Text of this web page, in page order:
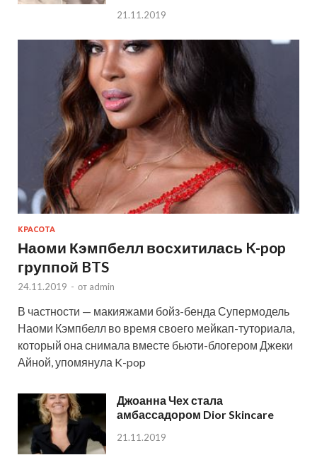
21.11.2019
КРАСОТА
Наоми Кэмпбелл восхитилась K-pop
группой BTS
24.11.2019 - от admin
В частности — макияжами бойз-бенда Супермодель
Наоми Кэмпбелл во время своего мейкап-туториала,
который она снимала вместе бьюти-блогером Джеки
Айной, упомянула K-pop
Джоанна Чех стала
амбассадором Dior Skincare
21.11.2019